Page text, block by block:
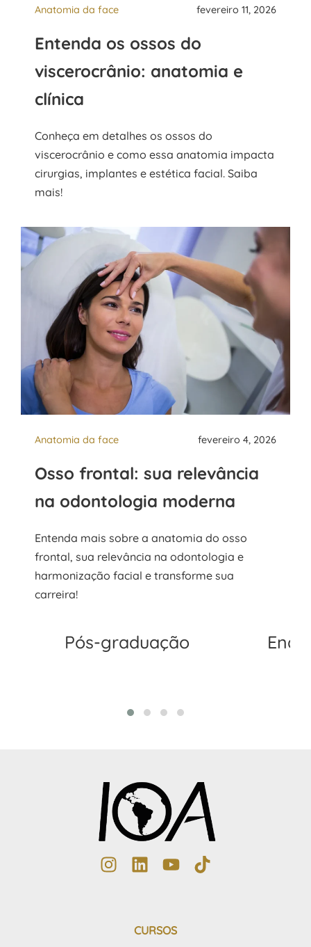
Anatomia da face fevereiro 11, 2026
Entenda os ossos do
viscerocrânio: anatomia e
clínica
Conheça em detalhes os ossos do
viscerocrânio e como essa anatomia impacta
cirurgias, implantes e estética facial. Saiba
mais!
Anatomia da face fevereiro 4, 2026
Osso frontal: sua relevância
na odontologia moderna
Entenda mais sobre a anatomia do osso
frontal, sua relevância na odontologia e
harmonização facial e transforme sua
carreira!
Pós-graduação
CURSOS